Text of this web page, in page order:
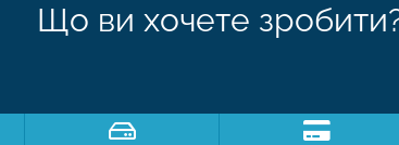
Що ви хочете